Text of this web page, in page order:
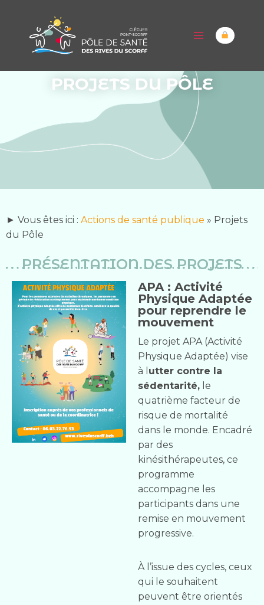
PROJETS DU PÔLE
► Vous êtes ici : Actions de santé publique » Projets
du Pôle
PRÉSENTATION DES PROJETS
APA : Activité
Physique Adaptée
pour reprendre le
mouvement
Le projet APA (Activité
Physique Adaptée) vise
à l utter contre la
sédentarité, le
quatrième facteur de
risque de mortalité
dans le monde. Encadré
par des
kinésithérapeutes, ce
programme
accompagne les
participants dans une
remise en mouvement
progressive.
À l’issue des cycles, ceux
qui le souhaitent
peuvent être orientés